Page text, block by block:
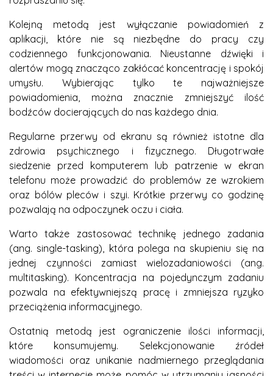
Kolejną metodą jest wyłączanie powiadomień z
aplikacji, które nie są niezbędne do pracy czy
codziennego funkcjonowania. Nieustanne dźwięki i
alertów mogą znacząco zakłócać koncentrację i spokój
umysłu. Wybierając tylko te najważniejsze
powiadomienia, można znacznie zmniejszyć ilość
bodźców docierających do nas każdego dnia.
Regularne przerwy od ekranu są również istotne dla
zdrowia psychicznego i fizycznego. Długotrwałe
siedzenie przed komputerem lub patrzenie w ekran
telefonu może prowadzić do problemów ze wzrokiem
oraz bólów pleców i szyi. Krótkie przerwy co godzinę
pozwalają na odpoczynek oczu i ciała.
Warto także zastosować technikę jednego zadania
(ang. single-tasking), która polega na skupieniu się na
jednej czynności zamiast wielozadaniowości (ang.
multitasking). Koncentracja na pojedynczym zadaniu
pozwala na efektywniejszą pracę i zmniejsza ryzyko
przeciążenia informacyjnego.
Ostatnią metodą jest ograniczenie ilości informacji,
które konsumujemy. Selekcjonowanie źródeł
wiadomości oraz unikanie nadmiernego przeglądania